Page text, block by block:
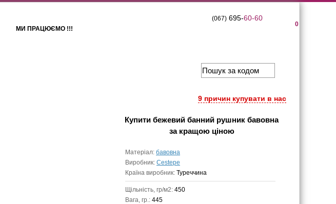
МИ ПРАЦЮЄМО !!!
0
(067)695-60-60
9 причин купувати в нас
Купити бежевий банний рушник бавовна
за кращою ціною
Матеріал: бавовна
Виробник: Cestepe
Країна виробник: Туреччина
Щільність, гр/м2: 450
Вага, гр.: 445